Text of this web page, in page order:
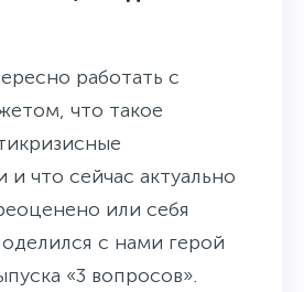
работать с
что такое
что сейчас актуально
или себя
с нами герой
«3 вопросов».